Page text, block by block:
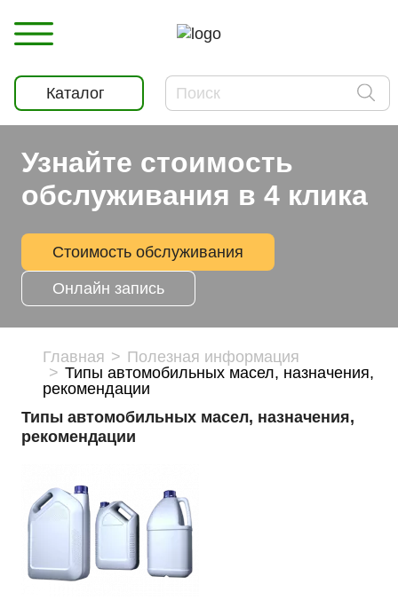
Каталог
Узнайте стоимость
обслуживания в 4 клика
Стоимость обслуживания
Онлайн запись
Главная
Полезная информация
Типы автомобильных масел, назначения,
рекомендации
Типы автомобильных масел, назначения,
рекомендации